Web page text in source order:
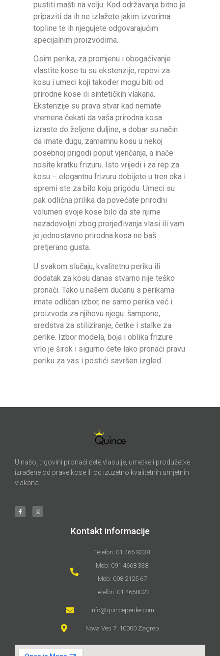
pustiti mašti na volju. Kod održavanja bitno je
pripaziti da ih ne izlažete jakim izvorima
topline te ih njegujete odgovarajućim
specijalnim proizvodima.
Osim perika, za promjenu i obogaćivanje
vlastite kose tu su ekstenzije, repovi za
kosu i umeci koji također mogu biti od
prirodne kose ili sintetičkih vlakana.
Ekstenzije su prava stvar kad nemate
vremena čekati da vaša prirodna kosa
izraste do željene duljine, a dobar su način
da imate dugu, zamamnu kosu u nekoj
posebnoj prigodi poput vjenčanja, a inače
nosite kratku frizuru. Isto vrijedi i za rep za
kosu – elegantnu frizuru dobijete u tren oka i
spremi ste za bilo koju prigodu. Umeci su
pak odlična prilika da povećate prirodni
volumen svoje kose bilo da ste njime
nezadovoljni zbog prorjeđivanja vlasi ili vam
je jednostavno prirodna kosa ne baš
pretjerano gusta.
U svakom slučaju, kvalitetnu periku ili
dodatak za kosu danas stvarno nije teško
pronaći. Tako u našem dućanu s perikama
imate odličan izbor, ne samo perika već i
proizvoda za njihovu njegu: šampone,
sredstva za stiliziranje, četke i stalke za
perike. Izbor modela, boja i oblika frizure
vrlo je širok i sigurno ćete lako pronaći pravu
periku za vas i postići savršen izgled.
U našoj trgovini pronaći ćete vlasulje, umetke i produžetke
izrađene od prave kose ili od izuzetno kvalitetnih umjetnih
vlakana.
Kontakt informacije
Telefon: 01 466 8338
Mob: 091 4668 338
Mob: 098 2125 67
Telefon: 01 4668022
info@quinceperike.com
Nova Ves 7, 10000 Zagreb